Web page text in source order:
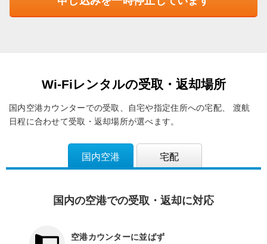
Wi-Fiレンタルの受取・返却場所
国内空港カウンターでの受取、自宅や指定住所への宅配、
渡航
日程に合わせて受取・返却場所が選べます。
国内空港 宅配
国内の空港での受取・返却に対応
空港カウンターに並ばず